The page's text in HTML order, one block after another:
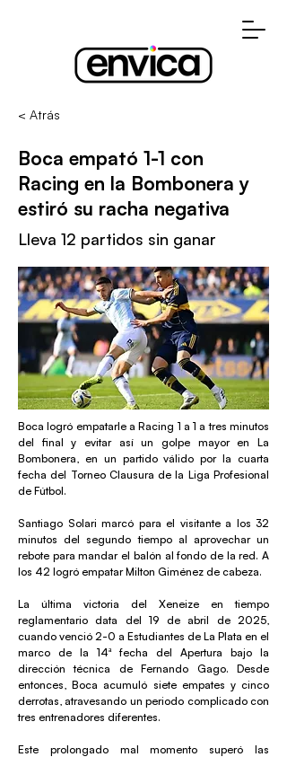
< Atrás
Boca empató 1-1 con
Racing en la Bombonera y
estiró su racha negativa
Lleva 12 partidos sin ganar
Boca logró empatarle a Racing 1 a 1 a tres minutos
del final y evitar así un golpe mayor en La
Bombonera, en un partido válido por la cuarta
fecha del Torneo Clausura de la Liga Profesional
de Fútbol.
Santiago Solari marcó para el visitante a los 32
minutos del segundo tiempo al aprovechar un
rebote para mandar el balón al fondo de la red. A
los 42 logró empatar Milton Giménez de cabeza.
La última victoria del Xeneize en tiempo
reglamentario data del 19 de abril de 2025,
cuando venció 2-0 a Estudiantes de La Plata en el
marco de la 14ª fecha del Apertura bajo la
dirección técnica de Fernando Gago. Desde
entonces, Boca acumuló siete empates y cinco
derrotas, atravesando un periodo complicado con
tres entrenadores diferentes.
Este prolongado mal momento superó las